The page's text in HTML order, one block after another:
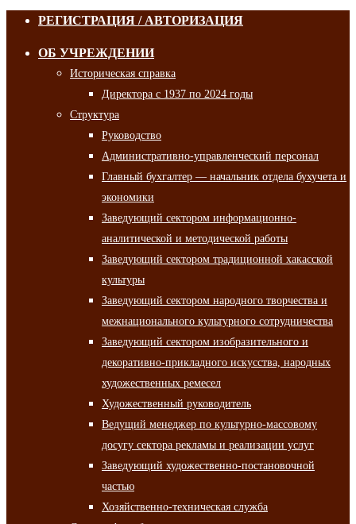
РЕГИСТРАЦИЯ / АВТОРИЗАЦИЯ
ОБ УЧРЕЖДЕНИИ
Историческая справка
Директора с 1937 по 2024 годы
Структура
Руководство
Административно-управленческий персонал
Главный бухгалтер — начальник отдела бухучета и
экономики
Заведующий сектором информационно-
аналитической и методической работы
Заведующий сектором традиционной хакасской
культуры
Заведующий сектором народного творчества и
межнационального культурного сотрудничества
Заведующий сектором изобразительного и
декоративно-прикладного искусства, народных
художественных ремесел
Художественный руководитель
Ведущий менеджер по культурно-массовому
досугу сектора рекламы и реализации услуг
Заведующий художественно-постановочной
частью
Хозяйственно-техническая служба